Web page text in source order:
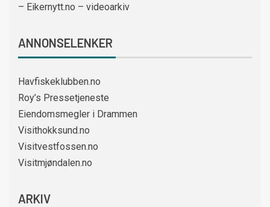
– Eikernytt.no – videoarkiv
ANNONSELENKER
Havfiskeklubben.no
Roy’s Pressetjeneste
Eiendomsmegler i Drammen
Visithokksund.no
Visitvestfossen.no
Visitmjøndalen.no
ARKIV